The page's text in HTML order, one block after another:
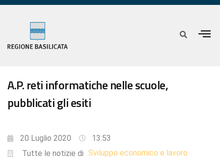
A.P. reti informatiche nelle scuole,
pubblicati gli esiti
20 Luglio 2020
13:53
Tutte le notizie di Sviluppo economico e lavoro